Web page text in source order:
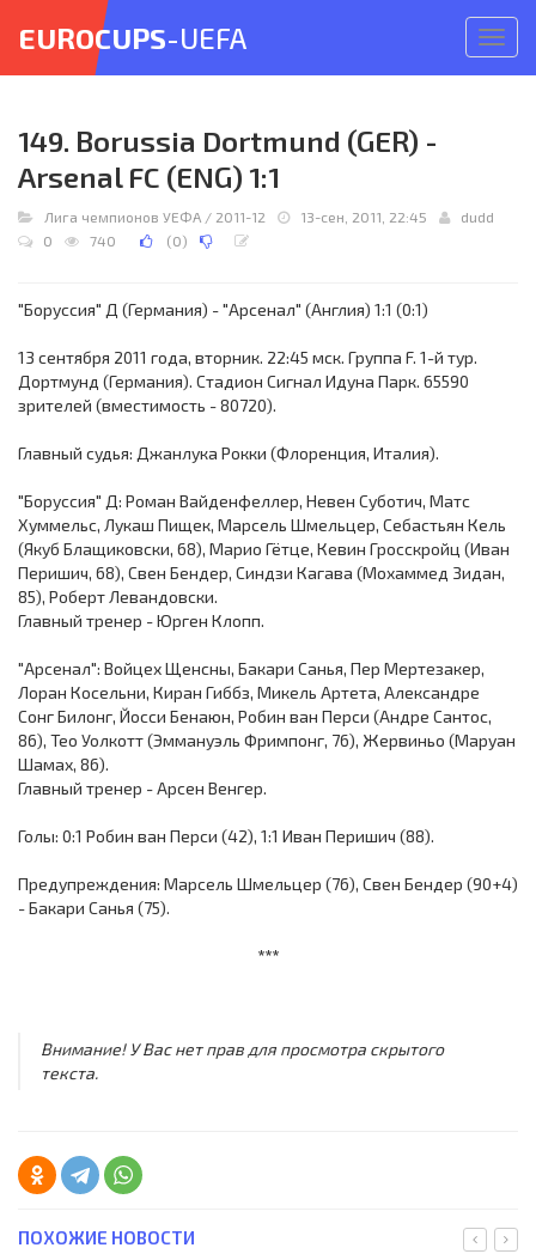
меню
EUROCUPS-UEFA
149. Borussia Dortmund (GER) -
Arsenal FC (ENG) 1:1
Лига чемпионов УЕФА / 2011-12 13-сен, 2011, 22:45
dudd
0
740 (0)
"Боруссия" Д (Германия) - "Арсенал" (Англия) 1:1 (0:1)
13 сентября 2011 года, вторник. 22:45 мск. Группа F. 1-й тур.
Дортмунд (Германия). Стадион Сигнал Идуна Парк. 65590
зрителей (вместимость - 80720).
Главный судья: Джанлука Рокки (Флоренция, Италия).
"Боруссия" Д: Роман Вайденфеллер, Невен Суботич, Матс
Хуммельс, Лукаш Пищек, Марсель Шмельцер, Себастьян Кель
(Якуб Блащиковски, 68), Марио Гётце, Кевин Гросскройц (Иван
Перишич, 68), Свен Бендер, Синдзи Кагава (Мохаммед Зидан,
85), Роберт Левандовски.
Главный тренер - Юрген Клопп.
"Арсенал": Войцех Щенсны, Бакари Санья, Пер Мертезакер,
Лоран Косельни, Киран Гиббз, Микель Артета, Александре
Сонг Билонг, Йосси Бенаюн, Робин ван Перси (Андре Сантос,
86), Тео Уолкотт (Эммануэль Фримпонг, 76), Жервиньо (Маруан
Шамах, 86).
Главный тренер - Арсен Венгер.
Голы: 0:1 Робин ван Перси (42), 1:1 Иван Перишич (88).
Предупреждения: Марсель Шмельцер (76), Свен Бендер (90+4)
- Бакари Санья (75).
***
Внимание! У Вас нет прав для просмотра скрытого
текста.
ПОХОЖИЕ НОВОСТИ